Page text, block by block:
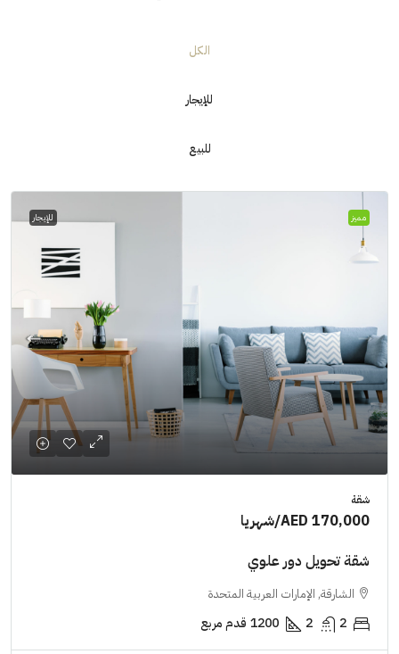
الكل
للإيجار
للبيع
مميز للإيجار
شقة
AED 170,000/شهريا
شقة تحويل دور علوي
الشارقة, الإمارات العربية المتحدة
2
2
1200 قدم مربع